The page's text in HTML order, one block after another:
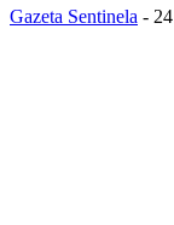
Gazeta Sentinela -